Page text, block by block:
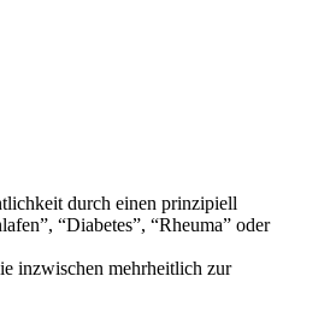
durch einen prinzipiell
“Diabetes”, “Rheuma” oder
inzwischen mehrheitlich zur